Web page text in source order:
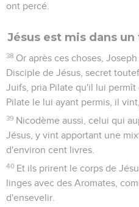
ont percé.
Jésus est mis dans un
38 Or après ces choses,
Disciple de Jésus, secret
Juifs, pria Pilate qu'il lui
Pilate le lui ayant permis, il
39 Nicodème aussi, celui qui
Jésus, y vint apportant une
d'environ cent livres.
40 Et ils prirent le corps de
linges avec des Aromates,
d'ensevelir.